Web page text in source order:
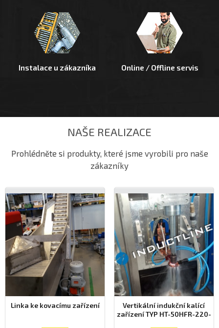
Instalace u zákazníka Online / Offline servis
NAŠE REALIZACE
Prohlédněte si produkty, které jsme vyrobili pro naše
zákazníky
Linka ke kovacímu zařízení
Vertikální indukční kalící
zařízení TYP HT-50HFR-220-